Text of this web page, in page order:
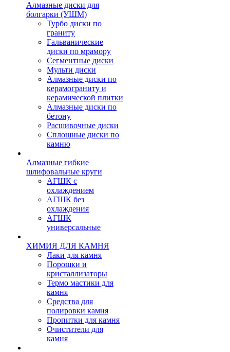
Алмазные диски для
болгарки (УШМ)
Турбо диски по
граниту
Гальванические
диски по мрамору
Сегментные диски
Мульти диски
Алмазные диски по
керамограниту и
керамической плитки
Алмазные диски по
бетону
Расшивочные диски
Сплошные диски по
камню
Алмазные гибкие
шлифовальные круги
АГШК с
охлаждением
АГШК без
охлаждения
АГШК
универсальные
ХИМИЯ ДЛЯ КАМНЯ
Лаки для камня
Порошки и
кристаллизаторы
Термо мастики для
камня
Средства для
полировки камня
Пропитки для камня
Очистители для
камня